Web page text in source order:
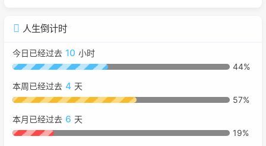
人生倒计时
今日已经过去 10 小时
44%
本周已经过去 4 天
57%
本月已经过去 6 天
19%